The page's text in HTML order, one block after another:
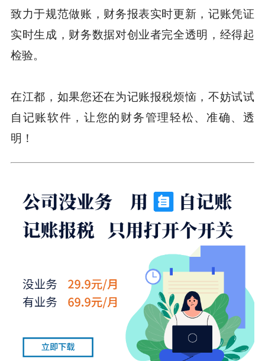
致力于规范做账，财务报表实时更新，记账凭证
实时生成，财务数据对创业者完全透明，经得起
检验。
在江都，如果您还在为记账报税烦恼，不妨试试
自记账软件，让您的财务管理轻松、准确、透
明！